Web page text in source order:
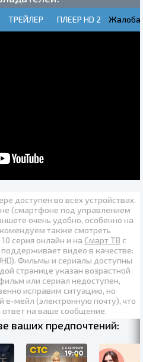
ТРЕЙЛЕР ПЛЕЕР HD 2 Жалоба!
доступен во всех устройствах.
(смартфоне под управлением
очень удобно, особенно на
также смотреть
серия онлайн и на Смарт ТВ с
видео в качестве:
. Фильмы и сериалы доступны
странице указан возрастной
или сериал недоступен,
исправим ситуацию, но
е-мейл (электронную почту), что
на ваше сообщение.
ваших предпочтений: